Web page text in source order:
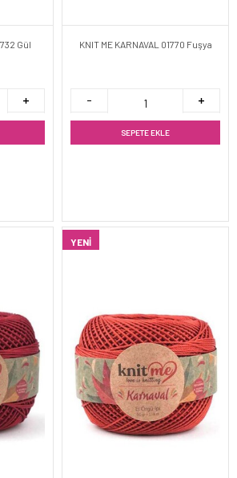
Gül KNIT ME KARNAVAL 01770 Fuşya
SEPETE EKLE
YENI